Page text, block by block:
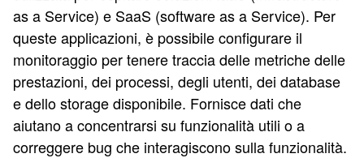
as a Service) e SaaS (software as a Service). Per
queste applicazioni, è possibile configurare il
monitoraggio per tenere traccia delle metriche delle
prestazioni, dei processi, degli utenti, dei database
e dello storage disponibile. Fornisce dati che
aiutano a concentrarsi su funzionalità utili o a
correggere bug che interagiscono sulla funzionalità.